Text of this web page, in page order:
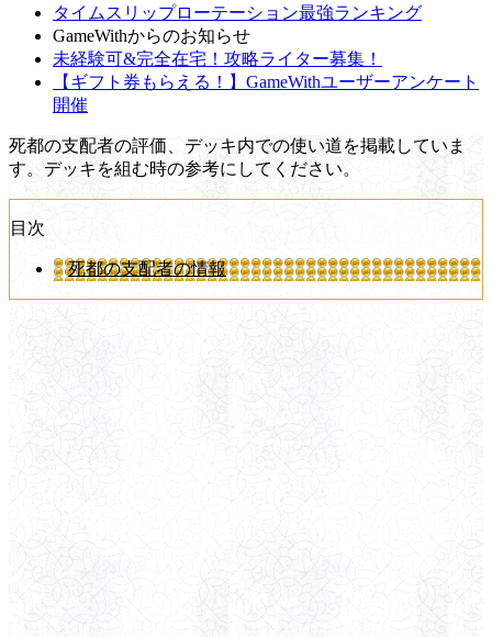
タイムスリップローテーション最強ランキング
GameWithからのお知らせ
未経験可&完全在宅！攻略ライター募集！
【ギフト券もらえる！】GameWithユーザーアンケート
開催
死都の支配者の評価、デッキ内での使い道を掲載していま
す。デッキを組む時の参考にしてください。
目次
死都の支配者の情報